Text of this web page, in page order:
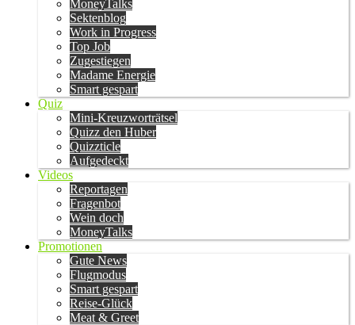
MoneyTalks
Sektenblog
Work in Progress
Top Job
Zugestiegen
Madame Energie
Smart gespart
Quiz
Mini-Kreuzworträtsel
Quizz den Huber
Quizzticle
Aufgedeckt
Videos
Reportagen
Fragenbot
Wein doch
MoneyTalks
Promotionen
Gute News
Flugmodus
Smart gespart
Reise-Glück
Meat & Greet